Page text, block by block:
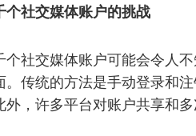
个社交媒体账户的挑战
个社交媒体账户可能会令人
。传统的方法是手动登录和
外，许多平台对账户共享和